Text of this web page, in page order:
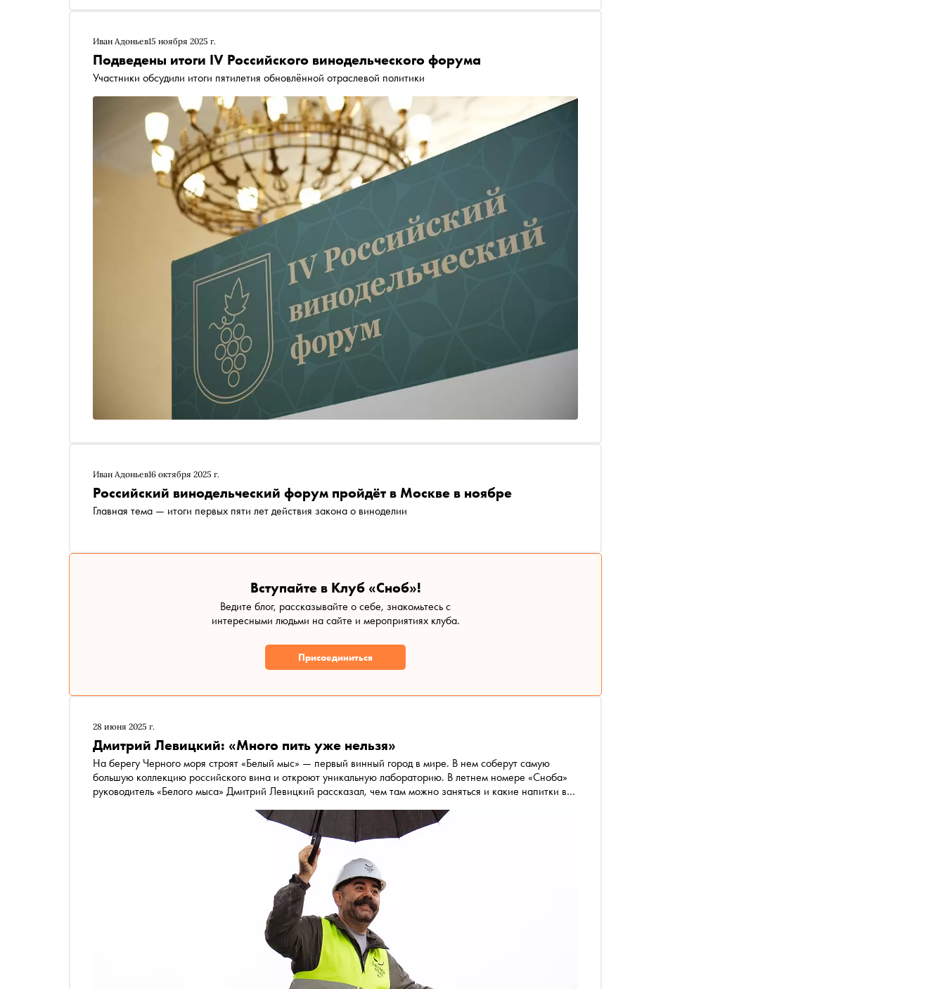
Иван Адоньев15 ноября 2025 г.
Подведены итоги IV Российского винодельческого форума
Участники обсудили итоги пятилетия обновлённой отраслевой политики
Иван Адоньев16 октября 2025 г.
Российский винодельческий форум пройдёт в Москве в ноябре
Главная тема — итоги первых пяти лет действия закона о виноделии
Вступайте в Клуб «Сноб»!
Ведите блог, рассказывайте о себе, знакомьтесь с
интересными людьми на сайте и мероприятиях клуба.
Присоединиться
28 июня 2025 г.
Дмитрий Левицкий: «Много пить уже нельзя»
На берегу Черного моря строят «Белый мыс» — первый винный город в мире. В нем соберут самую
большую коллекцию российского вина и откроют уникальную лабораторию. В летнем номере «Сноба»
руководитель «Белого мыса» Дмитрий Левицкий рассказал, чем там можно заняться и какие напитки в